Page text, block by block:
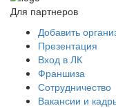
Для партнеров
Добавить
Презентация
Вход в ЛК
Франшиза
Сотрудничество
Вакансии и